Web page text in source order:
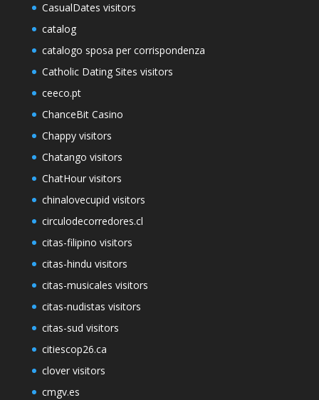
CasualDates visitors
catalog
catalogo sposa per corrispondenza
Catholic Dating Sites visitors
ceeco.pt
ChanceBit Casino
Chappy visitors
Chatango visitors
ChatHour visitors
chinalovecupid visitors
circulodecorredores.cl
citas-filipino visitors
citas-hindu visitors
citas-musicales visitors
citas-nudistas visitors
citas-sud visitors
citiescop26.ca
clover visitors
cmgv.es